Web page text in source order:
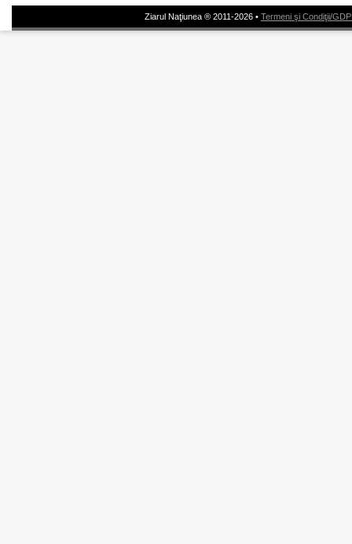
Ziarul Naţiunea ® 2011-2026 • Termeni şi Condiţii/